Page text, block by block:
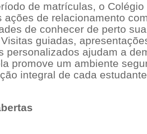
de matrículas, o
ações de relacionamento
de conhecer de perto
guiadas,
personalizados ajudam a
promove um ambiente
integral de cada